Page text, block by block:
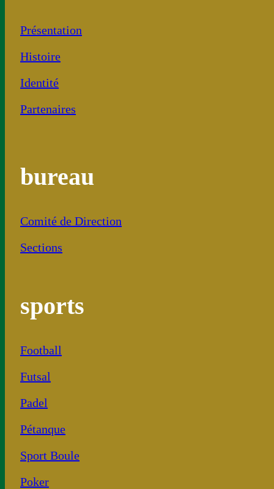
Présentation
Histoire
Identité
Partenaires
bureau
Comité de Direction
Sections
sports
Football
Futsal
Padel
Pétanque
Sport Boule
Poker